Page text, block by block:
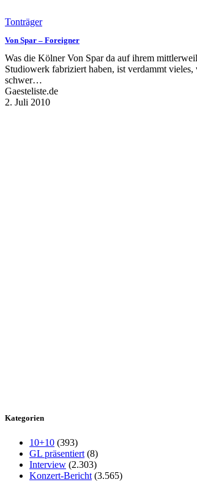
Tonträger
Von Spar – Foreigner
Was die Kölner Von Spar da auf ihrem
Studiowerk fabriziert haben, ist verdammt vieles,
schwer…
Gaesteliste.de
2. Juli 2010
Kategorien
10+10 (393)
GL präsentiert (8)
Interview (2.303)
Konzert-Bericht (3.565)